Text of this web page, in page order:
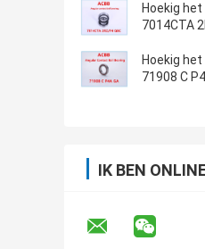
Hoekig
7014CTA
Hoekig
71908 C
IK BEN